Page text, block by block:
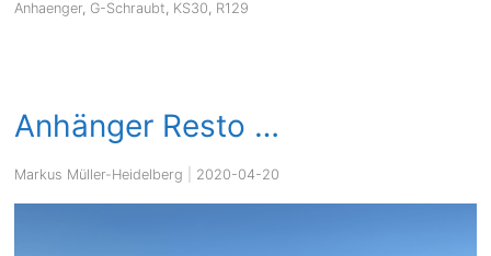
Anhaenger, G-Schraubt KS30 R129
Anhänger Resto …
Markus Müller-Heidelberg 2020-04-20